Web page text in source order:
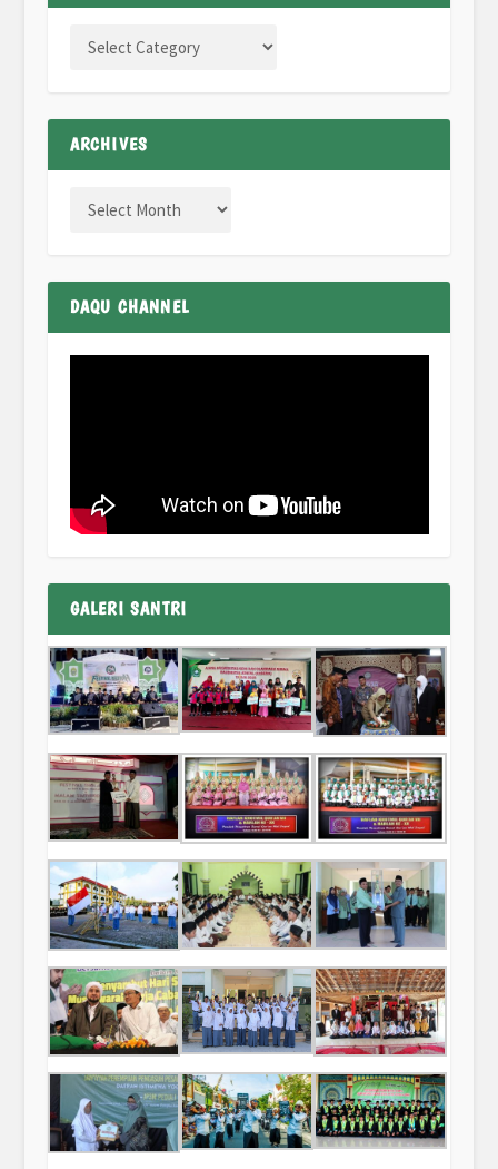
ARCHIVES
DAQU CHANNEL
GALERI SANTRI